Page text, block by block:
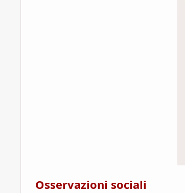
Osservazioni sociali